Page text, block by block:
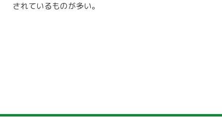
されているものが多い。